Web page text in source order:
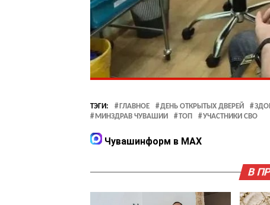
ТЭГИ: ГЛАВНОЕ ДЕНЬ ОТКРЫТЫХ ДВЕРЕЙ
МИНЗДРАВ ЧУВАШИИ
ТОП УЧАСТНИКИ СВО
Чувашинформ в MAX
В